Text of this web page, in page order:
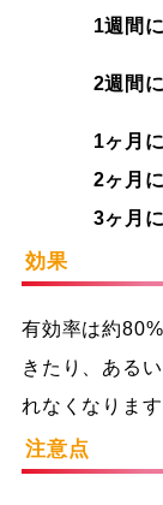
1週間
2週間
1ヶ月
2ヶ月
3ヶ月
効果
有効率は約
きたり、ある
れなくなります
注意点